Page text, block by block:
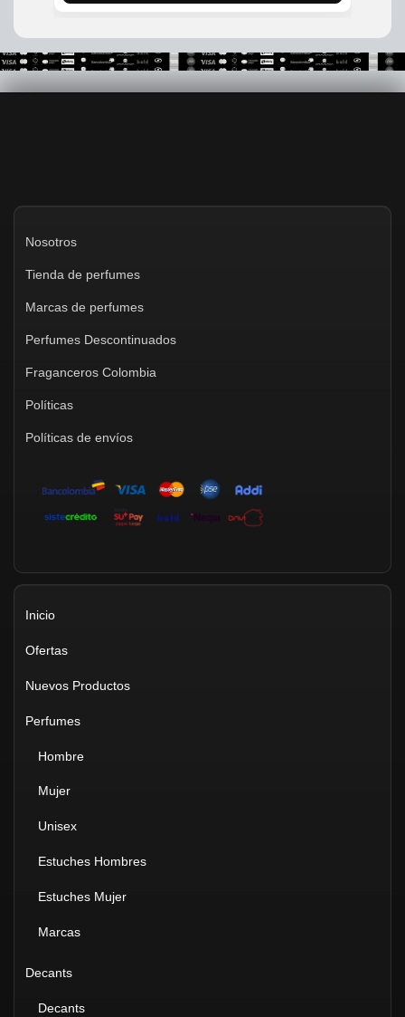
Nosotros
Tienda de perfumes
Marcas de perfumes
Perfumes Descontinuados
Fraganceros Colombia
Políticas
Políticas de envíos
Inicio
Ofertas
Nuevos Productos
Perfumes
Hombre
Mujer
Unisex
Estuches Hombres
Estuches Mujer
Marcas
Decants
Decants